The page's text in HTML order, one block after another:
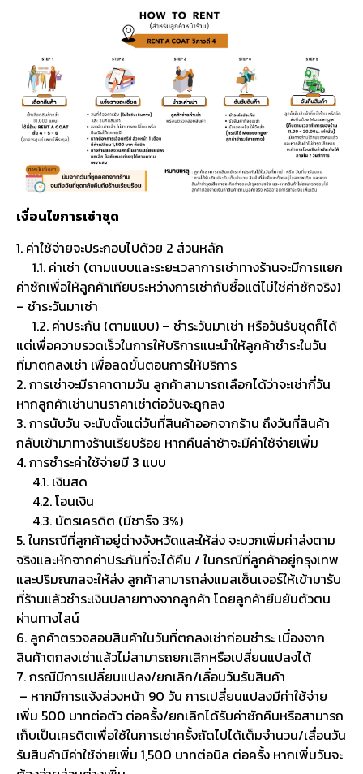
เงื่อนไขการเช่าชุด
1. ค่าใช้จ่ายจะประกอบไปด้วย 2 ส่วนหลัก
1.1. ค่าเช่า (ตามแบบและระยะเวลาการเช่าทางร้านจะมีการแยก
ค่าซักเพื่อให้ลูกค้าเทียบระหว่างการเช่ากับซื้อแต่ไม่ใช่ค่าซักจริง)
– ชำระวันมาเช่า
1.2. ค่าประกัน (ตามแบบ) – ชำระวันมาเช่า หรือวันรับชุดก็ได้
แต่เพื่อความรวดเร็วในการให้บริการแนะนำให้ลูกค้าชำระในวัน
ที่มาตกลงเช่า เพื่อลดขั้นตอนการให้บริการ
2. การเช่าจะมีราคาตามวัน ลูกค้าสามารถเลือกได้ว่าจะเช่ากี่วัน
หากลูกค้าเช่านานราคาเช่าต่อวันจะถูกลง
3. การนับวัน จะนับตั้งแต่วันที่สินค้าออกจากร้าน ถึงวันที่สินค้า
กลับเข้ามาทางร้านเรียบร้อย หากคืนล่าช้าจะมีค่าใช้จ่ายเพิ่ม
4. การชำระค่าใช้จ่ายมี 3 แบบ
4.1. เงินสด
4.2. โอนเงิน
4.3. บัตรเครดิต (มีชาร์จ 3%)
5. ในกรณีที่ลูกค้าอยู่ต่างจังหวัดและให้ส่ง จะบวกเพิ่มค่าส่งตาม
จริงและหักจากค่าประกันที่จะได้คืน / ในกรณีที่ลูกค้าอยู่กรุงเทพ
และปริมณฑลจะให้ส่ง ลูกค้าสามารถส่งแมสเซ็นเจอร์ให้เข้ามารับ
ที่ร้านแล้วชำระเงินปลายทางจากลูกค้า โดยลูกค้ายืนยันตัวตน
ผ่านทางไลน์
6. ลูกค้าตรวจสอบสินค้าในวันที่ตกลงเช่าก่อนชำระ เนื่องจาก
สินค้าตกลงเช่าแล้วไม่สามารถยกเลิกหรือเปลี่ยนแปลงได้
7. กรณีมีการเปลี่ยนแปลง/ยกเลิก/เลื่อนวันรับสินค้า
– หากมีการแจ้งล่วงหน้า 90 วัน การเปลี่ยนแปลงมีค่าใช้จ่าย
เพิ่ม 500 บาทต่อตัว ต่อครั้ง/ยกเลิกได้รับค่าซักคืนหรือสามารถ
เก็บเป็นเครดิตเพื่อใช้ในการเช่าครั้งถัดไปได้เต็มจำนวน/เลื่อนวัน
รับสินค้ามีค่าใช้จ่ายเพิ่ม 1,500 บาทต่อบิล ต่อครั้ง หากเพิ่มวันจะ